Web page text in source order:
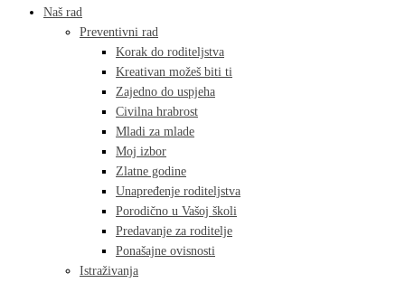
Naš rad
Preventivni rad
Korak do roditeljstva
Kreativan možeš biti ti
Zajedno do uspjeha
Civilna hrabrost
Mladi za mlade
Moj izbor
Zlatne godine
Unapređenje roditeljstva
Porodično u Vašoj školi
Predavanje za roditelje
Ponašajne ovisnosti
Istraživanja